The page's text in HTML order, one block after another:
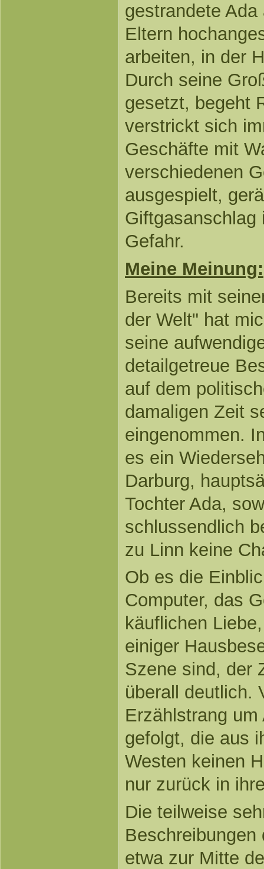
gestrandete
Eltern
arbeiten, in der
Durch seine
gesetzt, begeht
verstrickt sich
Geschäfte mit
verschiedenen
ausgespielt,
Giftgasanschlag
Gefahr.
Meine Meinung:
Bereits mit
der Welt" hat
seine
detailgetreue
auf dem
damaligen Zeit
eingenommen.
es ein
Darburg,
Tochter Ada,
schlussendlich
zu Linn keine
Ob es die
Computer, das
käuflichen
einiger
Szene sind, der
überall deutlich.
Erzählstrang
gefolgt, die aus
Westen keinen
nur zurück in
Die teilweise
etwa zur Mitte